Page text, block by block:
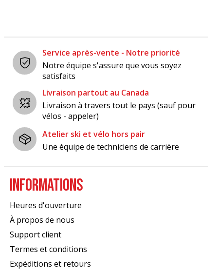
Service après-vente - Notre priorité
Notre équipe s'assure que vous soyez
satisfaits
Livraison partout au Canada
Livraison à travers tout le pays (sauf pour
vélos - appeler)
Atelier ski et vélo hors pair
Une équipe de techniciens de carrière
INFORMATIONS
Heures d'ouverture
À propos de nous
Support client
Termes et conditions
Expéditions et retours